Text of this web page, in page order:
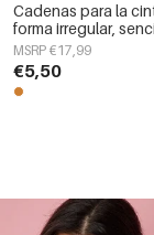
Cadenas para la
forma irregular,
acero inoxidable,
uso diario.
MSRP €17,99
€5,50